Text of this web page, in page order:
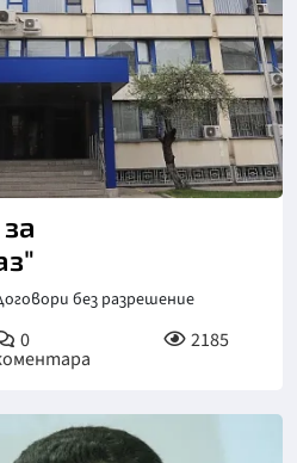
без разрешение
0 2185